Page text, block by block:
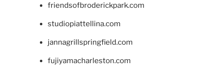
friendsofbroderickpark.com
studiopiattellina.com
jannagrillspringfield.com
fujiyamacharleston.com